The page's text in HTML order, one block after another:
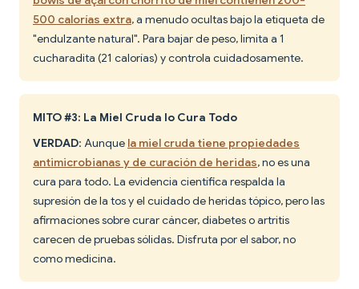
500 calorías extra, a menudo ocultas bajo la etiqueta de
"endulzante natural". Para bajar de peso, limita a 1
cucharadita (21 calorías) y controla cuidadosamente.
MITO #3: La Miel Cruda lo Cura Todo
VERDAD: Aunque la miel cruda tiene propiedades
antimicrobianas y de curación de heridas, no es una
cura para todo. La evidencia científica respalda la
supresión de la tos y el cuidado de heridas tópico, pero las
afirmaciones sobre curar cáncer, diabetes o artritis
carecen de pruebas sólidas. Disfruta por el sabor, no
como medicina.